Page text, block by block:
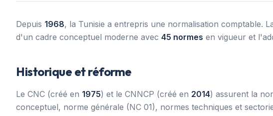
Depuis 1968, la Tunisie a entrepris une normalisation comptable.
d'un cadre conceptuel moderne avec 45 normes en vigueur et
Historique et réforme
Le CNC (créé en 1975) et le CNNCP (créé en 2014) assurent la
conceptuel, norme générale (NC 01), normes techniques et